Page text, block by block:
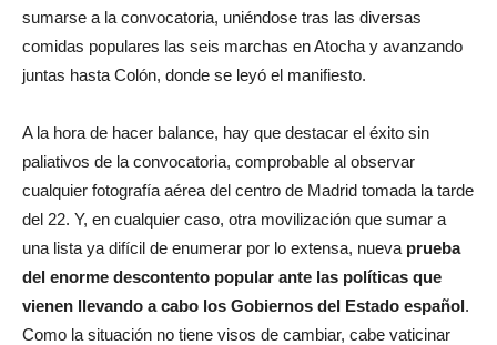
sumarse a la convocatoria, uniéndose tras las diversas
comidas populares las seis marchas en Atocha y avanzando
juntas hasta Colón, donde se leyó el manifiesto.
A la hora de hacer balance, hay que destacar el éxito sin
paliativos de la convocatoria, comprobable al observar
cualquier fotografía aérea del centro de Madrid tomada la tarde
del 22. Y, en cualquier caso, otra movilización que sumar a
una lista ya difícil de enumerar por lo extensa, nueva prueba
del enorme descontento popular ante las políticas que
vienen llevando a cabo los Gobiernos del Estado español.
Como la situación no tiene visos de cambiar, cabe vaticinar